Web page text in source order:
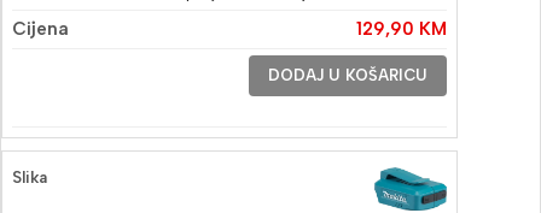
129,90 KM
DODAJ U KOŠARICU